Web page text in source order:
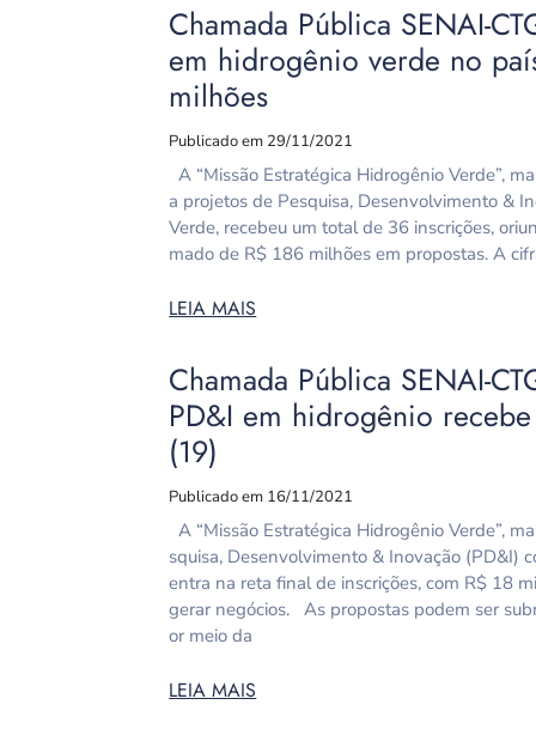
Chamada Pública SENAI-
em hidrogênio verde no
milhões
Publicado em 29/11/2021
A “Missão Estratégica Hidrogênio Verde”,
a projetos de Pesquisa, Desenvolvimento &
Verde, recebeu um total de 36 inscrições,
mado de R$ 186 milhões em propostas. A
LEIA MAIS
Chamada Pública SENAI-
PD&I em hidrogênio
(19)
Publicado em 16/11/2021
A “Missão Estratégica Hidrogênio Verde”,
squisa, Desenvolvimento & Inovação (PD&I)
entra na reta final de inscrições, com R$ 18
gerar negócios. As propostas podem ser
or meio da
LEIA MAIS